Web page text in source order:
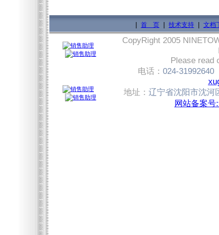
首 页 技术支持 文档
CopyRight 2005
Please read
电话： 024-31992640
地址： 辽宁省沈阳市沈河
网站备案号